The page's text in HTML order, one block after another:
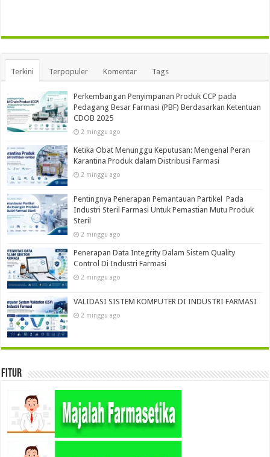
Terkini Terpopuler Komentar Tags
Perkembangan Penyimpanan Produk CCP pada
Pedagang Besar Farmasi (PBF) Berdasarkan Ketentuan
CDOB 2025
2 minggu ago
Ketika Obat Menunggu Keputusan: Mengenal Peran
Karantina Produk dalam Distribusi Farmasi
2 minggu ago
Pentingnya Penerapan Pemantauan Partikel Pada
Industri Steril Farmasi Untuk Pemastian Mutu Produk
Steril
2 minggu ago
Penerapan Data Integrity Dalam Sistem Quality
Control Di Industri Farmasi
2 minggu ago
VALIDASI SISTEM KOMPUTER DI INDUSTRI FARMASI
2 minggu ago
Fitur